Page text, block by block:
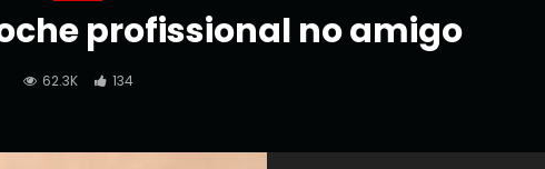
profissional no amigo
62.3K 134